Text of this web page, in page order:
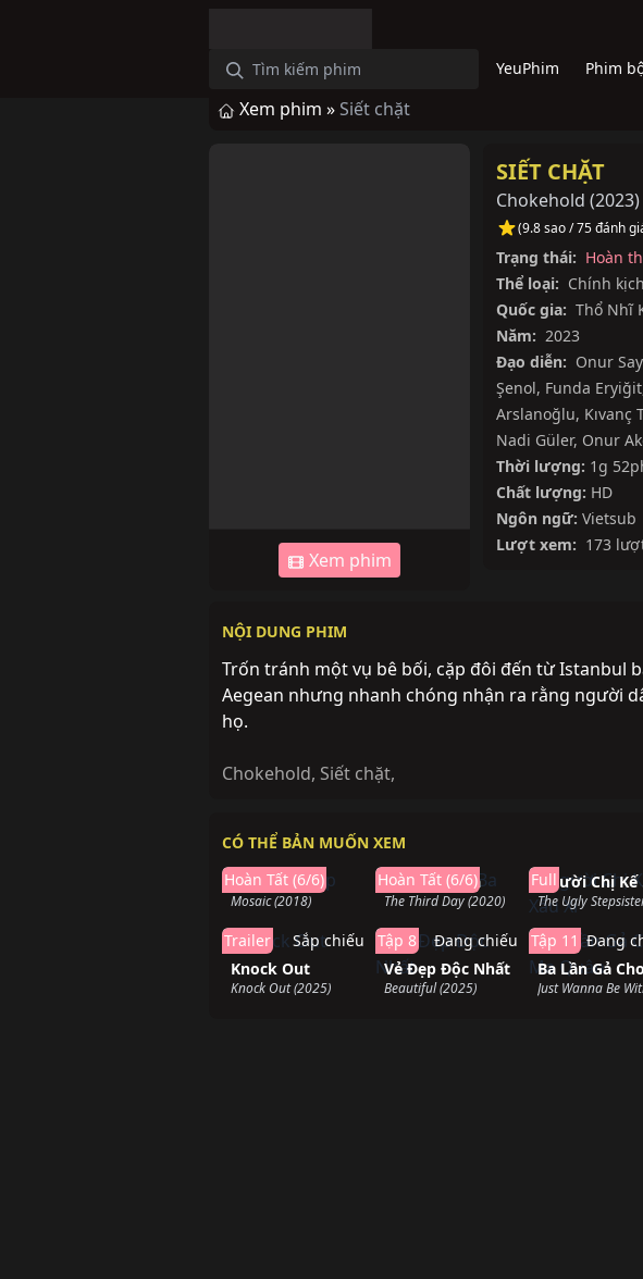
YeuPhim Phim
Xem phim »Siết chặt
Xem phim
SIẾT CHẶT
Chokehold (2023)
(9.8 sao / 75 đánh
Trạng thái: Hoàn
Thể loại: Chính kịch
Quốc gia: Thổ Nhĩ
Năm: 2023
Đạo diễn: Onur
Şenol, Funda Eryiğit
Arslanoğlu, Kıvanç
Nadi Güler, Onur
Thời lượng: 1g
Chất lượng: HD
Ngôn ngữ: Vietsub
Lượt xem: 173
NỘI DUNG PHIM
Trốn tránh một vụ bê bối, cặp đôi đến từ Istanbul
Aegean nhưng nhanh chóng nhận ra rằng người
họ.
Chokehold, Siết chặt,
CÓ THỂ BẢN MUỐN XEM
Mảnh Ghép
Mosaic (2018)
Hoàn Tất (6/6)
Hoàn thành
Ngày Thứ Ba
The Third Day (2020)
Hoàn Tất (6/6) Full
Knock Out
Knock Out (2025)
Trailer
Sắp chiếu
Vẻ Đẹp Độc Nhất
Beautiful (2025)
Tập 8
Đang chiếu
Tập 11 Đang